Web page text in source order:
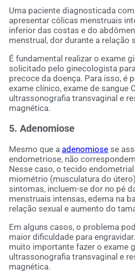
Uma paciente diagnosticada
apresentar cólicas menstruais
inferior das costas e do
menstrual, dor durante a relação
É fundamental realizar o exame
solicitado pelo ginecologista
precoce da doença. Para isso, é
exame clínico, exame de sangue
ultrassonografia transvaginal e
magnética.
5. Adenomiose
Mesmo que a adenomiose se
endometriose, não
Nesse caso, o tecido
miométrio (musculatura do
sintomas, incluem-se dor no pé
menstruais intensas, edema na
relação sexual e aumento do
Em alguns casos, o problema
maior dificuldade para
muito importante fazer o exame
ultrassonografia transvaginal e
magnética.